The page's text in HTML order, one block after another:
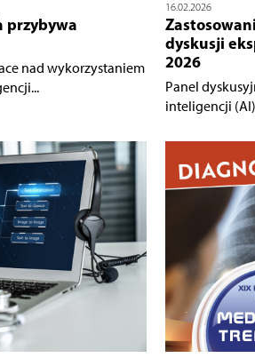
przybywa
nad wykorzystaniem
16.02.2026
dyskusji
2026
Panel
inteligencji